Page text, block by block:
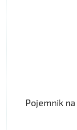
Pojemnik